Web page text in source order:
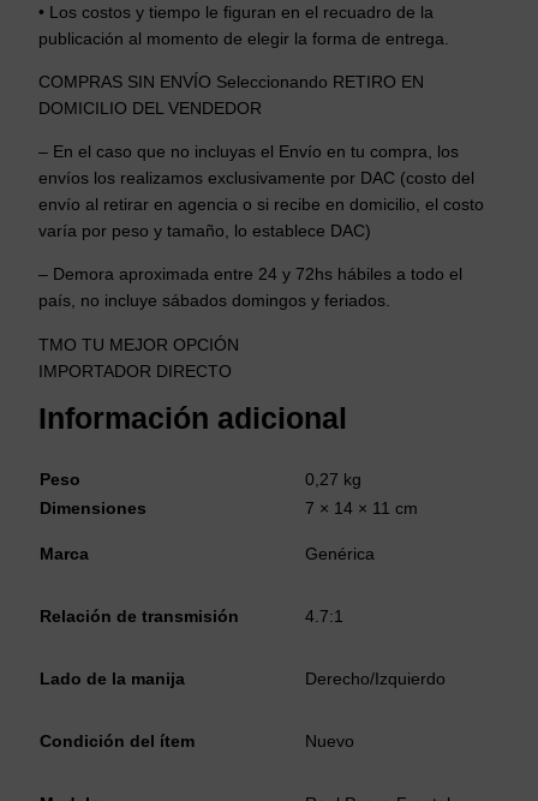
c
a
n
t
d
a
• Los costos y tiempo le figuran en el recuadro de la
publicación al momento de elegir la forma de entrega.
COMPRAS SIN ENVÍO Seleccionando RETIRO EN
DOMICILIO DEL VENDEDOR
– En el caso que no incluyas el Envío en tu compra, los
envíos los realizamos exclusivamente por DAC (costo del
envío al retirar en agencia o si recibe en domicilio, el costo
varía por peso y tamaño, lo establece DAC)
– Demora aproximada entre 24 y 72hs hábiles a todo el
país, no incluye sábados domingos y feriados.
TMO TU MEJOR OPCIÓN
IMPORTADOR DIRECTO
Información adicional
Peso
0,27 kg
Dimensiones
7 × 14 × 11 cm
Marca Genérica
Relación de transmisión 4.7:1
Lado de la manija Derecho/Izquierdo
Condición del ítem Nuevo